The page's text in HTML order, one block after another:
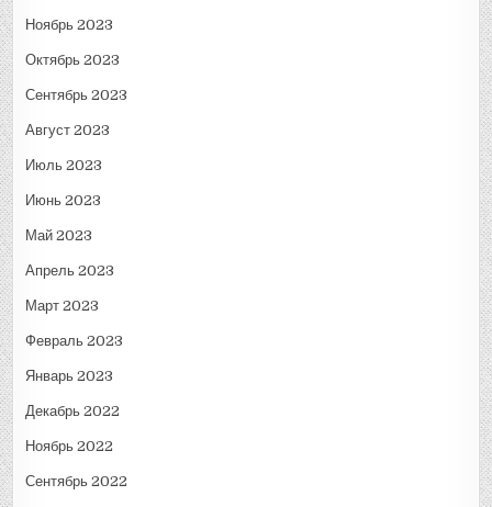
Ноябрь 2023
Октябрь 2023
Сентябрь 2023
Август 2023
Июль 2023
Июнь 2023
Май 2023
Апрель 2023
Март 2023
Февраль 2023
Январь 2023
Декабрь 2022
Ноябрь 2022
Сентябрь 2022